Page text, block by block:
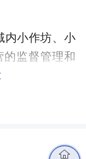
内小作坊、小
的监督管理和